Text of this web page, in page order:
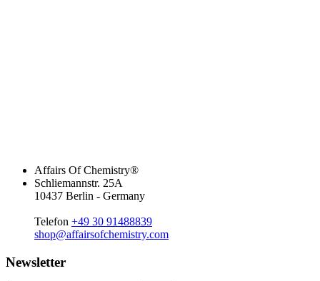
Affairs Of Chemistry®
Schliemannstr. 25A
10437 Berlin - Germany
Telefon +49 30 91488839
shop@affairsofchemistry.com
Newsletter